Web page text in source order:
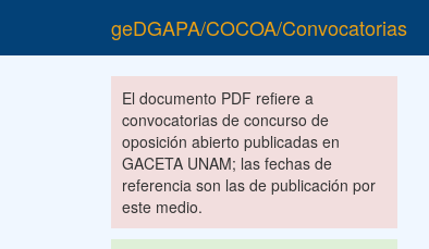
geDGAPA/COCOA/Convocatorias
El documento PDF refiere a
convocatorias de concurso de
oposición abierto publicadas en
GACETA UNAM; las fechas de
referencia son las de publicación por
este medio.